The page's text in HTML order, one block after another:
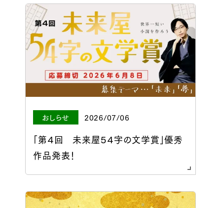
おしらせ 2026/07/06
「第４回 未来屋５４字の文学賞」優秀
作品発表！